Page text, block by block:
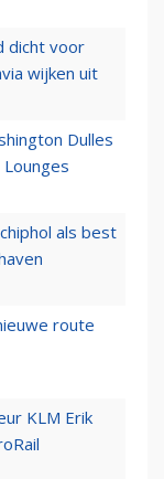
dicht voor
wijken uit
Dulles
als best
route
KLM Erik